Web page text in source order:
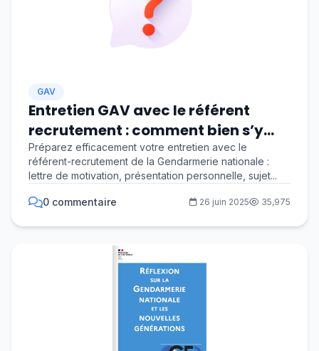
GAV
Entretien GAV avec le référent
recrutement : comment bien s’y
préparer
Préparez efficacement votre entretien avec le
référent-recrutement de la Gendarmerie nationale :
lettre de motivation, présentation personnelle, sujet...
0 commentaire 26 juin 2025 35,975